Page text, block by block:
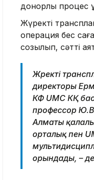
донорлық
Жүректі
операция бес
созылып, сәтті
Жүректі
директоры
КФ UMC КҚ
профессор
Алматы
орталық пен
орындады, –